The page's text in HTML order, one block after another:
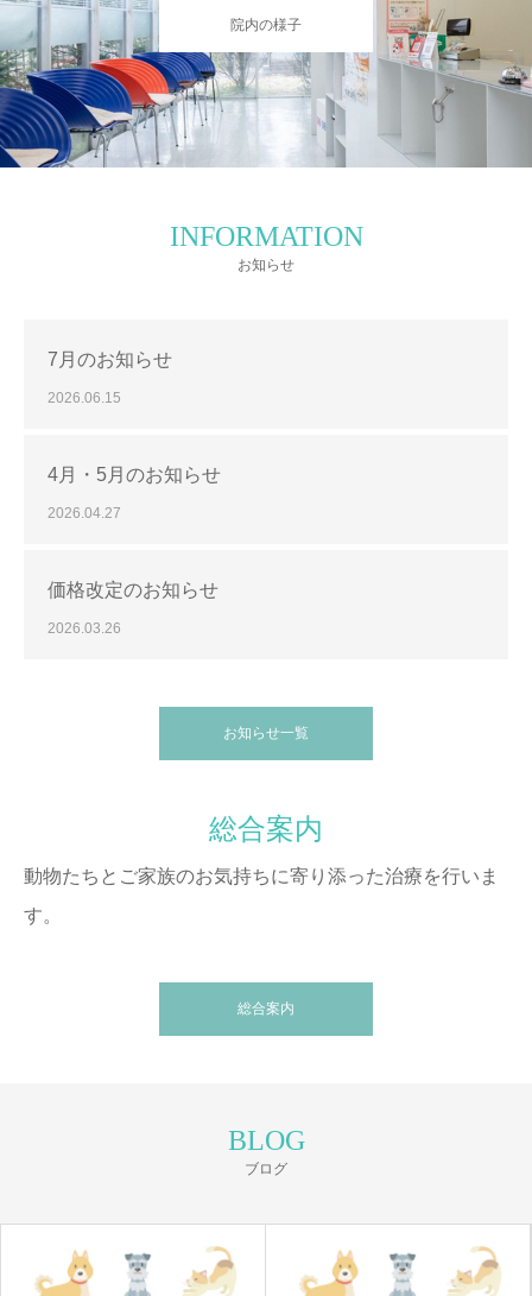
院内の様子
INFORMATION
お知らせ
7月のお知らせ
2026.06.15
4月・5月のお知らせ
2026.04.27
価格改定のお知らせ
2026.03.26
お知らせ一覧
総合案内
動物たちとご家族のお気持ちに寄り添った治療を行いま
す。
総合案内
BLOG
ブログ